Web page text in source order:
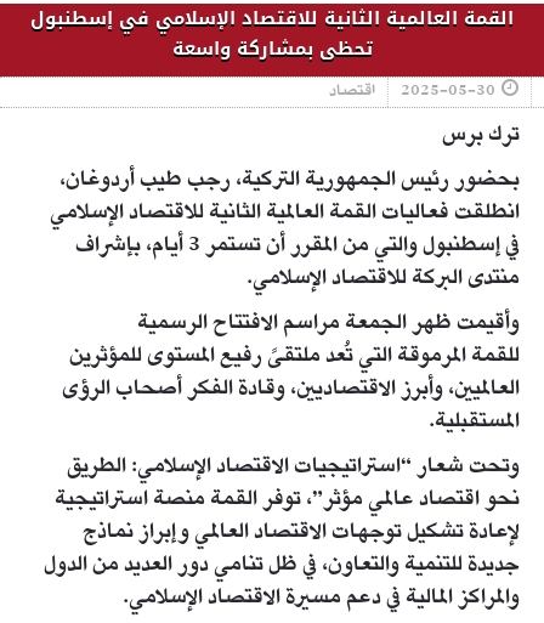
القمة العالمية الثانية للاقتصاد الإسلامي في إسطنبول
تحظى بمشاركة واسعة
2025-05-30 اقتصاد
ترك برس
بحضور رئيس الجمهورية التركية، رجب طيب أردوغان،
انطلقت فعاليات القمة العالمية الثانية للاقتصاد الإسلامي
في إسطنبول والتي من المقرر أن تستمر 3 أيام، بإشراف
منتدى البركة للاقتصاد الإسلامي.
وأقيمت ظهر الجمعة مراسم الافتتاح الرسمية
للقمة المرموقة التي تُعد ملتقىً رفيع المستوى للمؤثرين
العالميين، وأبرز الاقتصاديين، وقادة الفكر أصحاب الرؤى
المستقبلية.
وتحت شعار “استراتيجيات الاقتصاد الإسلامي: الطريق
نحو اقتصاد عالمي مؤثر”، توفر القمة منصة استراتيجية
لإعادة تشكيل توجهات الاقتصاد العالمي وإبراز نماذج
جديدة للتنمية والتعاون، في ظل تنامي دور العديد من الدول
والمراكز المالية في دعم مسيرة الاقتصاد الإسلامي.